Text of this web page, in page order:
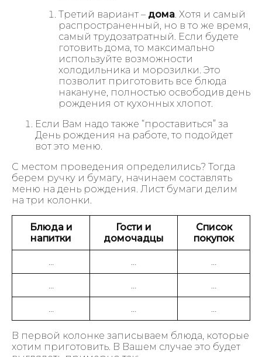
Третий вариант – дома . Хотя и самый
распространенный, но в то же время,
самый трудозатратный. Если будете
готовить дома, то максимально
используйте возможности
холодильника и морозилки. Это
позволит приготовить все блюда
накануне, полностью освободив день
рождения от кухонных хлопот.
Если Вам надо также “проставиться” за
День рождения на работе, то подойдет
вот это меню.
С местом проведения определились? Тогда
берем ручку и бумагу, начинаем составлять
меню на день рождения. Лист бумаги делим
на три колонки.
Блюда и
напитки
Гости и
домочадцы
Список
покупок
В первой колонке записываем блюда, которые
хотим приготовить. В Вашем случае это будет